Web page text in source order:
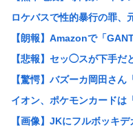
ロケバスで性的暴行の罪、
【朗報】Amazonで「
【悲報】セッ◯スが下手
【驚愕】バズーカ岡田さ
イオン、ポケモンカードは
【画像】JKにフルボッキ